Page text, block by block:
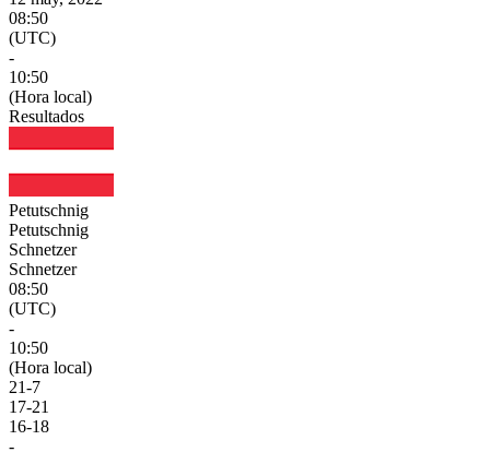
08:50
(UTC)
-
10:50
(Hora local)
Resultados
Petutschnig
Petutschnig
Schnetzer
Schnetzer
08:50
(UTC)
-
10:50
(Hora local)
21-7
17-21
16-18
-